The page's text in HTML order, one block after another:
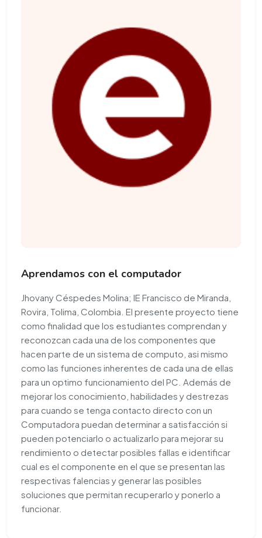
Aprendamos con el computador
Jhovany Céspedes Molina; IE Francisco de Miranda,
Rovira, Tolima, Colombia. El presente proyecto tiene
como finalidad que los estudiantes comprendan y
reconozcan cada una de los componentes que
hacen parte de un sistema de computo, asi mismo
como las funciones inherentes de cada una de ellas
para un optimo funcionamiento del PC. Además de
mejorar los conocimiento, habilidades y destrezas
para cuando se tenga contacto directo con un
Computadora puedan determinar a satisfacción si
pueden potenciarlo o actualizarlo para mejorar su
rendimiento o detectar posibles fallas e identificar
cual es el componente en el que se presentan las
respectivas falencias y generar las posibles
soluciones que permitan recuperarlo y ponerlo a
funcionar.